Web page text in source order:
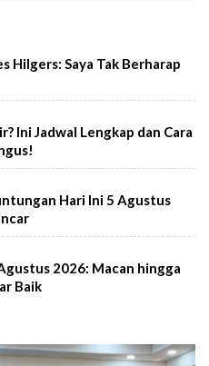
Hilgers: Saya Tak Berharap
Ini Jadwal Lengkap dan Cara
Hari Ini 5 Agustus
2026: Macan hingga
Baik